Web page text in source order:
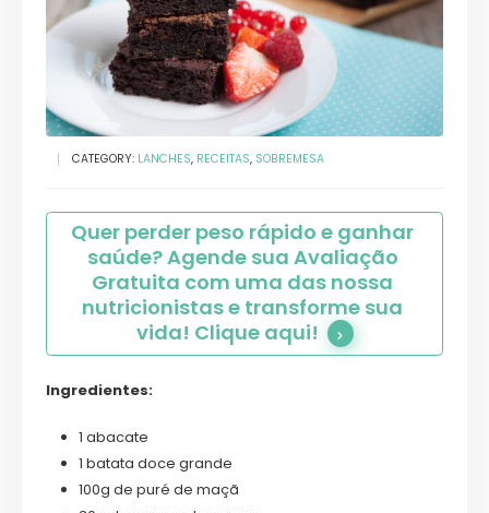
CATEGORY: LANCHES, RECEITAS, SOBREMESA
Quer perder peso rápido e ganhar
saúde? Agende sua Avaliação
Gratuita com uma das nossa
nutricionistas e transforme sua
vida! Clique aqui!
Ingredientes:
1 abacate
1 batata doce grande
100g de puré de maçã